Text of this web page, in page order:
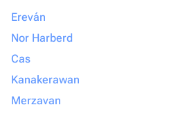
Ereván
Nor Harberd
Cas
Kanakerawan
Merzavan